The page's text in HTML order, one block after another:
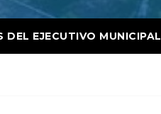
DEL EJECUTIVO MUNICIPAL